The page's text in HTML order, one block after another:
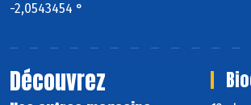
-2,0543454 °
Découvrez